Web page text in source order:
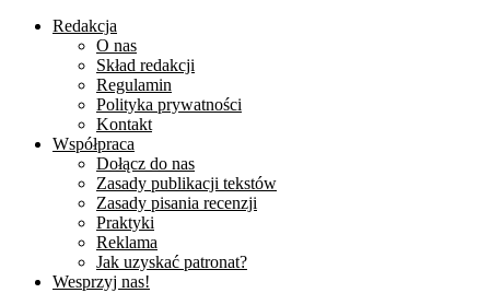
Redakcja
O nas
Skład redakcji
Regulamin
Polityka prywatności
Kontakt
Współpraca
Dołącz do nas
Zasady publikacji tekstów
Zasady pisania recenzji
Praktyki
Reklama
Jak uzyskać patronat?
Wesprzyj nas!